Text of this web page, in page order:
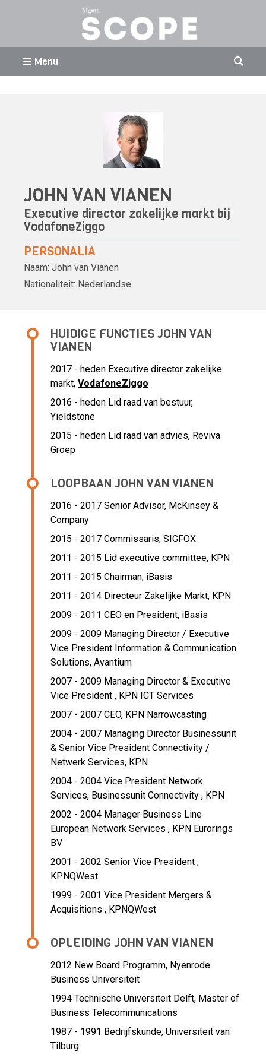
Menu
JOHN VAN VIANEN
Executive director zakelijke markt bij
VodafoneZiggo
PERSONALIA
Naam: John van Vianen
Nationaliteit: Nederlandse
HUIDIGE FUNCTIES JOHN VAN
VIANEN
2017 - heden Executive director zakelijke
markt, VodafoneZiggo
2016 - heden Lid raad van bestuur,
Yieldstone
2015 - heden Lid raad van advies, Reviva
Groep
LOOPBAAN JOHN VAN VIANEN
2016 - 2017 Senior Advisor, McKinsey &
Company
2015 - 2017 Commissaris, SIGFOX
2011 - 2015 Lid executive committee, KPN
2011 - 2015 Chairman, iBasis
2011 - 2014 Directeur Zakelijke Markt, KPN
2009 - 2011 CEO en President, iBasis
2009 - 2009 Managing Director / Executive
Vice President Information & Communication
Solutions, Avantium
2007 - 2009 Managing Director & Executive
Vice President , KPN ICT Services
2007 - 2007 CEO, KPN Narrowcasting
2004 - 2007 Managing Director Businessunit
& Senior Vice President Connectivity /
Netwerk Services, KPN
2004 - 2004 Vice President Network
Services, Businessunit Connectivity , KPN
2002 - 2004 Manager Business Line
European Network Services , KPN Eurorings
BV
2001 - 2002 Senior Vice President ,
KPNQWest
1999 - 2001 Vice President Mergers &
Acquisitions , KPNQWest
OPLEIDING JOHN VAN VIANEN
2012 New Board Programm, Nyenrode
Business Universiteit
1994 Technische Universiteit Delft, Master of
Business Telecommunications
1987 - 1991 Bedrijfskunde, Universiteit van
Tilburg